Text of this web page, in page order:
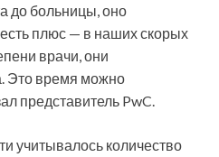
до больницы, оно
плюс — в наших скорых
врачи, они
Это время можно
представитель PwC.
учитывалось количество